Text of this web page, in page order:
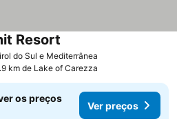
do Sul e Mediterrânea
Resort
km de Lake of Carezza
os preços
Ver preços